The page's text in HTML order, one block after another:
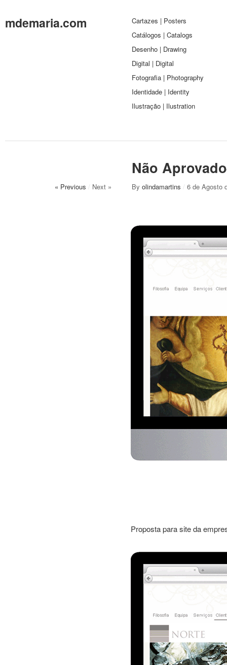
mdemaria.com
Cartazes | Posters
Catálogos | Catalogs
Desenho | Drawing
Digital | Digital
Fotografia | Photography
Identidade | Identity
Ilustração | Ilustration
Não
« Previous / Next » By olindamartins / 6 de Agosto
Proposta para site da